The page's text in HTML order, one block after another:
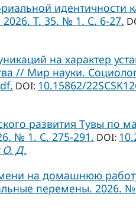
Т. 35. № 1. С. 6-27.
на характер
// Мир науки.
DOI: 10.15862/
развития Тувы по
№ 1. С. 275-291. DOI:
О. Д.
на домашнюю
перемены. 2026. №